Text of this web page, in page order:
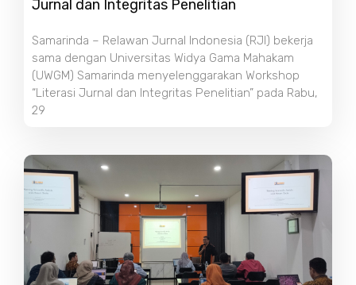
Jurnal dan Integritas Penelitian
Samarinda – Relawan Jurnal Indonesia (RJI) bekerja
sama dengan Universitas Widya Gama Mahakam
(UWGM) Samarinda menyelenggarakan Workshop
“Literasi Jurnal dan Integritas Penelitian” pada Rabu,
29